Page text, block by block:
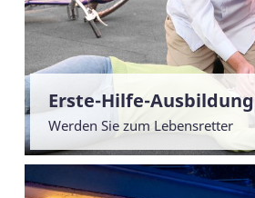
Erste-Hilfe-Ausbildung
Werden Sie zum Lebensretter